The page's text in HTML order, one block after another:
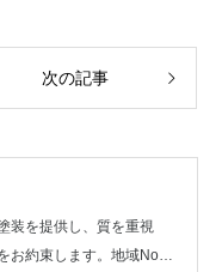
次の記事
装を提供し、質を重視
お約束します。地域No.1